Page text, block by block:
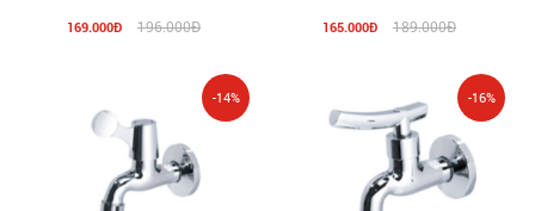
169.000Đ 196.000Đ 165.000Đ 189.000Đ
-14% -16%